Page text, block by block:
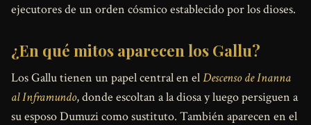
ejecutores de un orden cósmico establecido por los dioses.
¿En qué mitos aparecen los Gallu?
Los Gallu tienen un papel central en elDescenso de Inanna
al Inframundo, donde escoltan a la diosa y luego persiguen a
su esposo Dumuzi como sustituto. También aparecen en el